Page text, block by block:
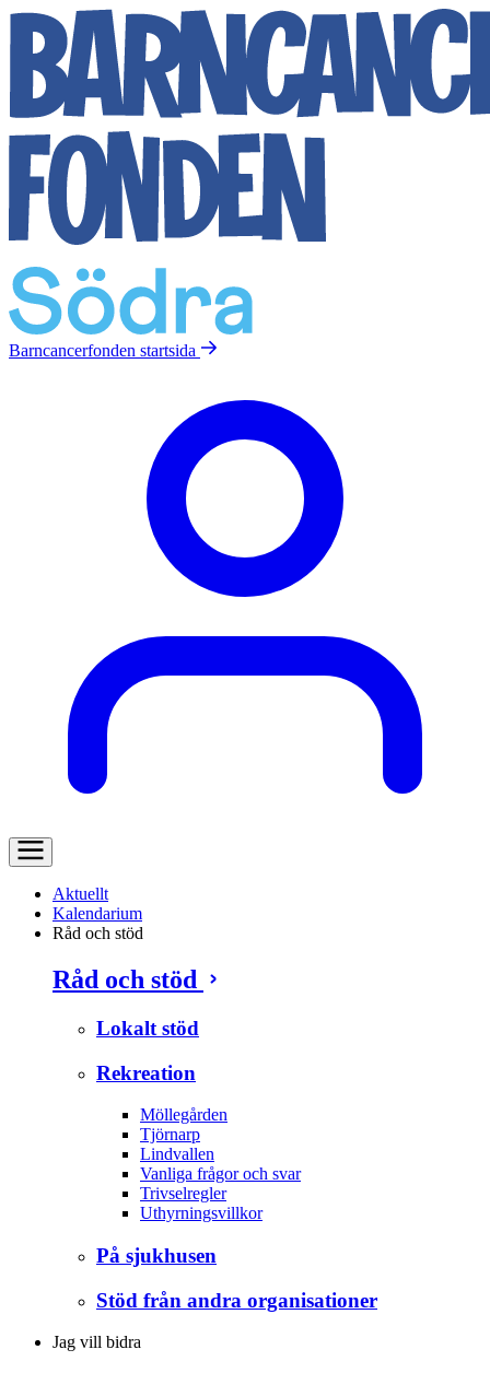
Barncancerfonden startsida
Aktuellt
Kalendarium
Råd och stöd
Råd och stöd
Lokalt stöd
Rekreation
Möllegården
Tjörnarp
Lindvallen
Vanliga frågor och svar
Trivselregler
Uthyrningsvillkor
På sjukhusen
Stöd från andra organisationer
Jag vill bidra